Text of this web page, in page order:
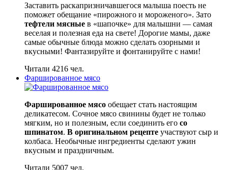
Заставить раскапризничавшегося малыша поесть не
поможет обещание «пирожного и мороженого». Зато
тефтели мясные в «шапочке» для малышни — самая
веселая и полезная еда на свете! Дорогие мамы, даже
самые обычные блюда можно сделать озорными и
вкусными! Фантазируйте и фонтанируйте с нами!
Читали 4216 чел.
Фаршированное мясо
Фаршированное мясо обещает стать настоящим
деликатесом. Сочное мясо свинины будет не только
мягким, но и полезным, если соединить его со
шпинатом. В оригинальном рецепте участвуют сыр и
колбаса. Необычные ингредиенты сделают ужин
вкусным и праздничным.
Читали 5007 чел.